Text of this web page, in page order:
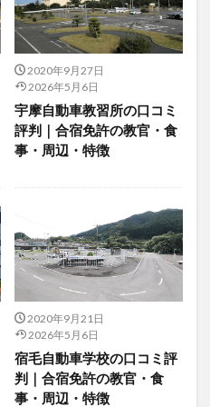
2020年9月27日
2026年5月6日
宇摩自動車教習所の口コミ
評判｜合宿免許の教官・食
事・周辺・特徴
2020年9月21日
2026年5月6日
宿毛自動車学校の口コミ評
判｜合宿免許の教官・食
事・周辺・特徴